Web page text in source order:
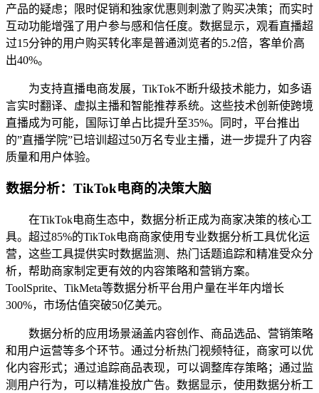
产品的疑虑；限时促销和独家优惠则刺激了购买决策；而实时
互动功能增强了用户参与感和信任度。数据显示，观看直播超
过15分钟的用户购买转化率是普通浏览者的5.2倍，客单价高
出40%。
为支持直播电商发展，TikTok不断升级技术能力，如多语
言实时翻译、虚拟主播和智能推荐系统。这些技术创新使跨境
直播成为可能，国际订单占比提升至35%。同时，平台推出
的”直播学院”已培训超过50万名专业主播，进一步提升了内容
质量和用户体验。
数据分析：TikTok电商的决策大脑
在TikTok电商生态中，数据分析正成为商家决策的核心工
具。超过85%的TikTok电商商家使用专业数据分析工具优化运
营，这些工具提供实时数据监测、热门话题追踪和精准受众分
析，帮助商家制定更有效的内容策略和营销方案。
ToolSprite、TikMeta等数据分析平台用户量在半年内增长
300%，市场估值突破50亿美元。
数据分析的应用场景涵盖内容创作、商品选品、营销策略
和用户运营等多个环节。通过分析热门视频特征，商家可以优
化内容形式；通过追踪商品表现，可以调整库存策略；通过监
测用户行为，可以精准投放广告。数据显示，使用数据分析工